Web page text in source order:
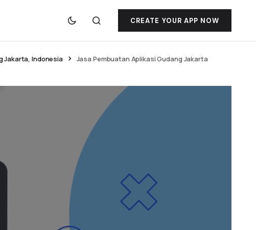
CREATE YOUR APP NOW
Jakarta, Indonesia
Jasa Pembuatan Aplikasi Gudang Jakarta